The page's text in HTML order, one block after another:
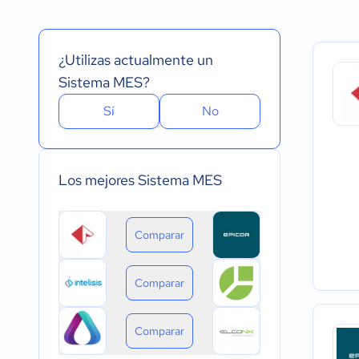
Pago anual
Pago de única vez
Instalado - Mac
Instalado - Linux
Dispositivo
Dispositivo
¿Utilizas actualmente un
Sistema MES?
Sí No
Los mejores Sistema MES
Comparar
Comparar
Comparar